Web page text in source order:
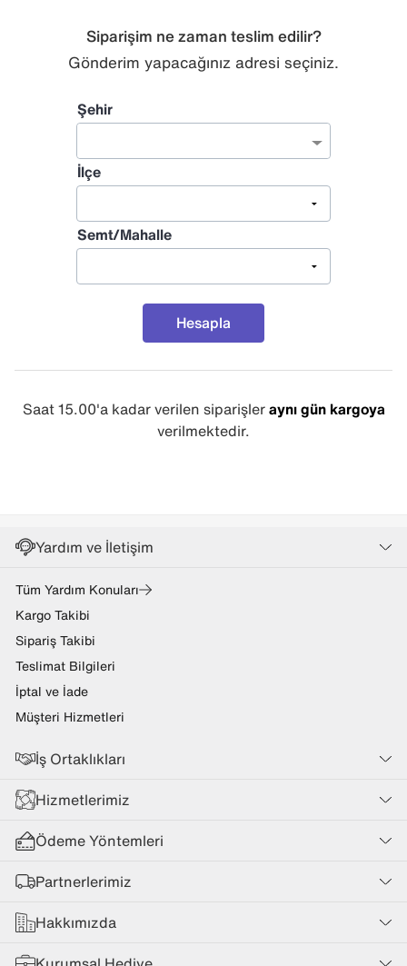
Siparişim ne zaman teslim edilir?
Gönderim yapacağınız adresi seçiniz.
Şehir
İlçe
Semt/Mahalle
Hesapla
Saat 15.00'a kadar verilen siparişleraynı gün kargoya
verilmektedir.
Yardım ve İletişim
Tüm Yardım Konuları
Kargo Takibi
Sipariş Takibi
Teslimat Bilgileri
İptal ve İade
Müşteri Hizmetleri
İş Ortaklıkları
Hizmetlerimiz
Ödeme Yöntemleri
Partnerlerimiz
Hakkımızda